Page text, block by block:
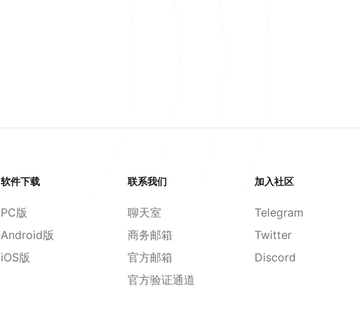
软件下载
PC版
Android版
iOS版
联系我们
聊天室
商务邮箱
官方邮箱
官方验证通道
加入社区
Telegram
Twitter
Discord